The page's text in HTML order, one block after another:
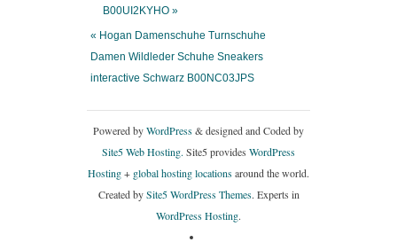
B00UI2KYHO »
« Hogan Damenschuhe Turnschuhe
Damen Wildleder Schuhe Sneakers
interactive Schwarz B00NC03JPS
Powered byWordPress& designed and Coded by
Site5 Web Hosting. Site5 provides WordPress
Hosting+ global hosting locationsaround the world.
Created bySite5 WordPress Themes. Experts in
WordPress Hosting.